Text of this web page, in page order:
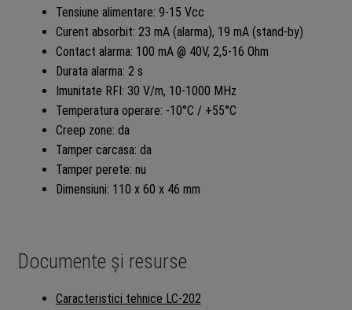
Tensiune alimentare: 9-15 Vcc
Curent absorbit: 23 mA (alarma), 19 mA (stand-by)
Contact alarma: 100 mA @ 40V, 2,5-16 Ohm
Durata alarma: 2 s
Imunitate RFI: 30 V/m, 10-1000 MHz
Temperatura operare: -10°C / +55°C
Creep zone: da
Tamper carcasa: da
Tamper perete: nu
Dimensiuni: 110 x 60 x 46 mm
Documente și resurse
Caracteristici tehnice LC-202